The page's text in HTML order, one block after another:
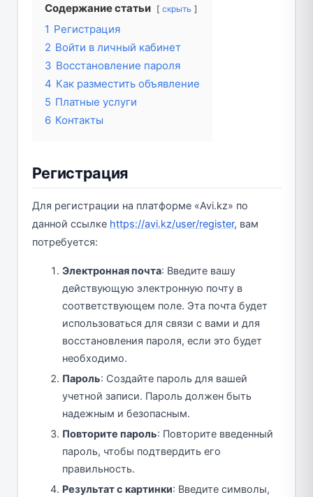
Содержание статьи скрыть
1 Регистрация
2 Войти в личный кабинет
3 Восстановление пароля
4 Как разместить объявление
5 Платные услуги
6 Контакты
Регистрация
Для регистрации на платформе «Avi.kz» по
данной ссылке https://avi.kz/user/register, вам
потребуется:
Электронная почта: Введите вашу
действующую электронную почту в
соответствующем поле. Эта почта будет
использоваться для связи с вами и для
восстановления пароля, если это будет
необходимо.
Пароль: Создайте пароль для вашей
учетной записи. Пароль должен быть
надежным и безопасным.
Повторите пароль: Повторите введенный
пароль, чтобы подтвердить его
правильность.
Результат с картинки: Введите символы,